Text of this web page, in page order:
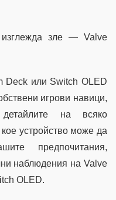
зле — Valve
Deck или Switch OLED
игрови навици,
на всяко
устройство може да
предпочитания,
наблюдения на Valve
OLED.